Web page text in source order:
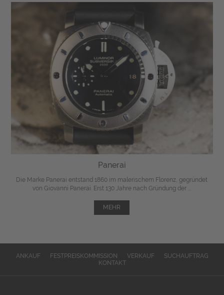
Panerai
Die Marke Panerai entstand 1860 im malerischem Florenz, gegründet
von Giovanni Panerai. Erst 130 Jahre nach Gründung der ...
MEHR
ANKAUF FESTPREISKOMMISSION VERKAUF
SUCHAUFTRAG
KONTAKT